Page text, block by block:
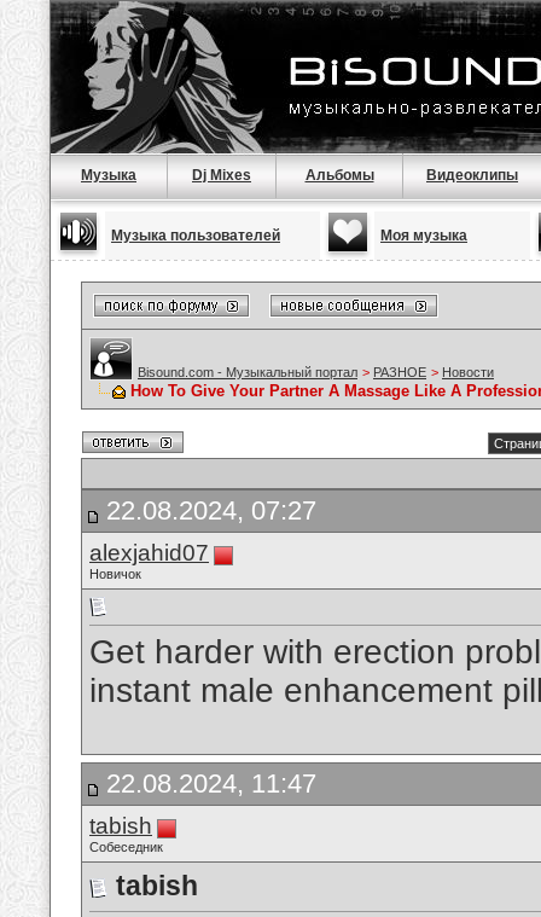
Музыка Dj Mixes Альбомы Видеоклипы
Музыка пользователей Моя музыка
Bisound.com - Музыкальный портал > РАЗНОЕ > Новости
How To Give Your Partner A Massage Like A
22.08.2024, 07:27
alexjahid07
Новичок
Get harder with erection
instant male enhancement
22.08.2024, 11:47
tabish
Собеседник
tabish